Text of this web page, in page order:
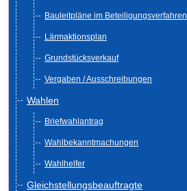
Bauleitpläne im Beteiligungsverfahren
Lärmaktionsplan
Grundstücksverkauf
Vergaben / Ausschreibungen
Wahlen
Briefwahlantrag
Wahlbekanntmachungen
Wahlhelfer
Gleichstellungsbeauftragte